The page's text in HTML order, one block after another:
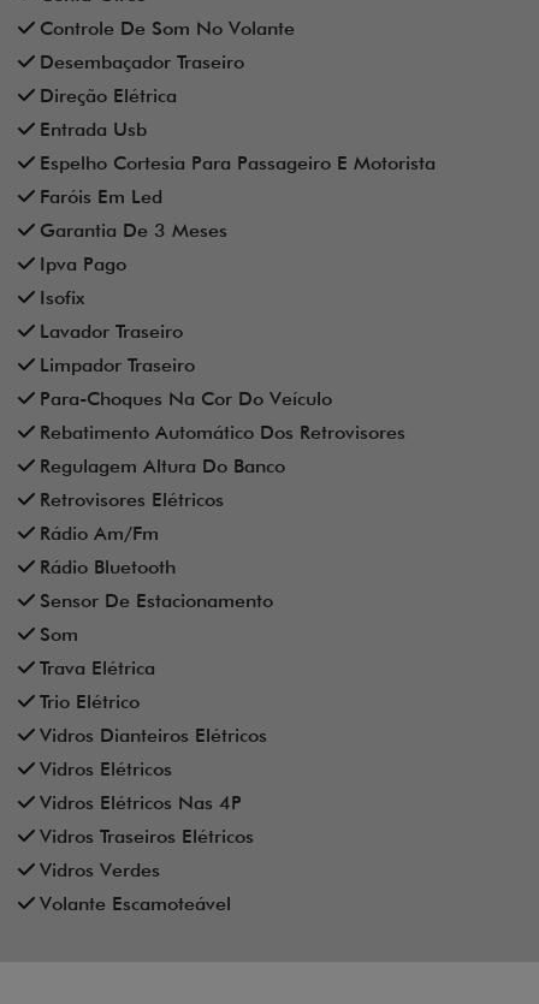
Controle De Som No Volante
Desembaçador Traseiro
Direção Elétrica
Entrada Usb
Espelho Cortesia Para Passageiro E Motorista
Faróis Em Led
Garantia De 3 Meses
Ipva Pago
Isofix
Lavador Traseiro
Limpador Traseiro
Para-Choques Na Cor Do Veículo
Rebatimento Automático Dos Retrovisores
Regulagem Altura Do Banco
Retrovisores Elétricos
Rádio Am/Fm
Rádio Bluetooth
Sensor De Estacionamento
Som
Trava Elétrica
Trio Elétrico
Vidros Dianteiros Elétricos
Vidros Elétricos
Vidros Elétricos Nas 4P
Vidros Traseiros Elétricos
Vidros Verdes
Volante Escamoteável